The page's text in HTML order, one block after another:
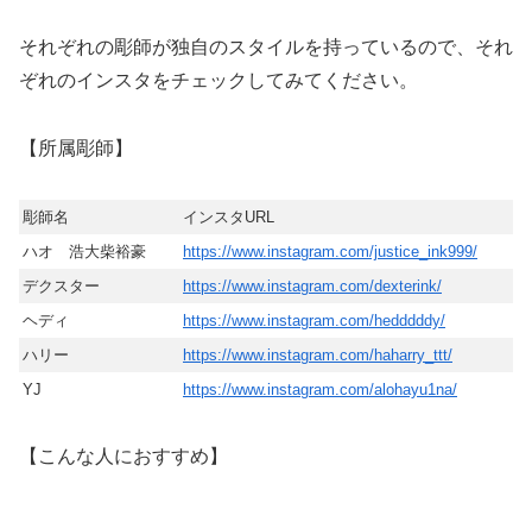
それぞれの彫師が独自のスタイルを持っているので、それ
ぞれのインスタをチェックしてみてください。
【所属彫師】
彫師名
インスタURL
ハオ 浩大柴裕豪
https://www.instagram.com/justice_ink999/
デクスター
https://www.instagram.com/dexterink/
ヘディ
https://www.instagram.com/hedddddy/
ハリー
https://www.instagram.com/haharry_ttt/
YJ
https://www.instagram.com/alohayu1na/
【こんな人におすすめ】